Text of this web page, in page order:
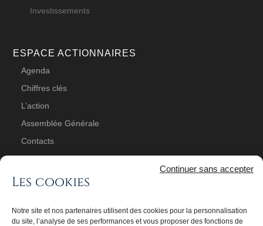
Les cookies
Notre site et nos partenaires utilisent des cookies pour la personnalisation
du site, l’analyse de ses performances et vous proposer des fonctions de
Continuer sans accepter
Investissements
ESPACE ACTIONNAIRES
Agenda
Chiffres clés
L’action
Assemblée Générale
Contacts
PUBLICATIONS
Informations réglementées